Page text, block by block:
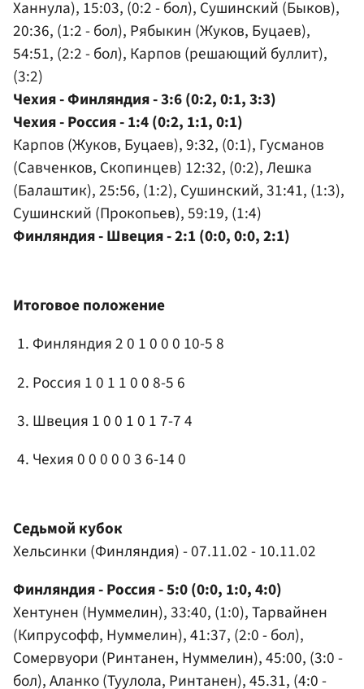
Ханнула), 15:03, (0:2 - бол), Сушинский (Быков),
20:36, (1:2 - бол), Рябыкин (Жуков, Буцаев),
54:51, (2:2 - бол), Карпов (решающий буллит),
(3:2)
Чехия - Финляндия - 3:6 (0:2, 0:1, 3:3)
Чехия - Россия - 1:4 (0:2, 1:1, 0:1)
Карпов (Жуков, Буцаев), 9:32, (0:1), Гусманов
(Савченков, Скопинцев) 12:32, (0:2), Лешка
(Балаштик), 25:56, (1:2), Сушинский, 31:41, (1:3),
Сушинский (Прокопьев), 59:19, (1:4)
Финляндия - Швеция - 2:1 (0:0, 0:0, 2:1)
Итоговое положение
Финляндия 2 0 1 0 0 0 10-5 8
Россия 1 0 1 1 0 0 8-5 6
Швеция 1 0 0 1 0 1 7-7 4
Чехия 0 0 0 0 0 3 6-14 0
Седьмой кубок
Хельсинки (Финляндия) - 07.11.02 - 10.11.02
Финляндия - Россия - 5:0 (0:0, 1:0, 4:0)
Хентунен (Нуммелин), 33:40, (1:0), Тарвайнен
(Кипрусофф, Нуммелин), 41:37, (2:0 - бол),
Сомервуори (Ринтанен, Нуммелин), 45:00, (3:0 -
бол), Аланко (Туулола, Ринтанен), 45.31, (4:0 -